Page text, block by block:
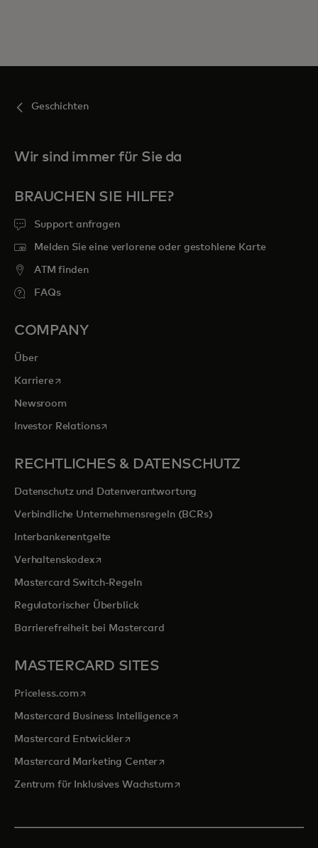
Geschichten
Wir sind immer für Sie da
BRAUCHEN SIE HILFE?
Support anfragen
Melden Sie eine verlorene oder gestohlene Karte
ATM finden
FAQs
COMPANY
Über
Karrierewird in einer neuen Registerkarte geöffnet
Newsroom
Investor Relationswird in einer neuen Registerkarte geöffnet
RECHTLICHES & DATENSCHUTZ
Datenschutz und Datenverantwortung
Verbindliche Unternehmensregeln (BCRs)
Interbankenentgelte
Verhaltenskodexwird in einer neuen Registerkarte geöffnet
Mastercard Switch-Regeln
Regulatorischer Überblick
Barrierefreiheit bei Mastercard
MASTERCARD SITES
Priceless.com wird in einer neuen Registerkarte geöffnet
Mastercard Business Intelligencewird in einer neuen
Mastercard Entwicklerwird in einer neuen Registerkarte
Mastercard Marketing Centerwird in einer neuen
Zentrum für Inklusives Wachstumwird in einer neuen